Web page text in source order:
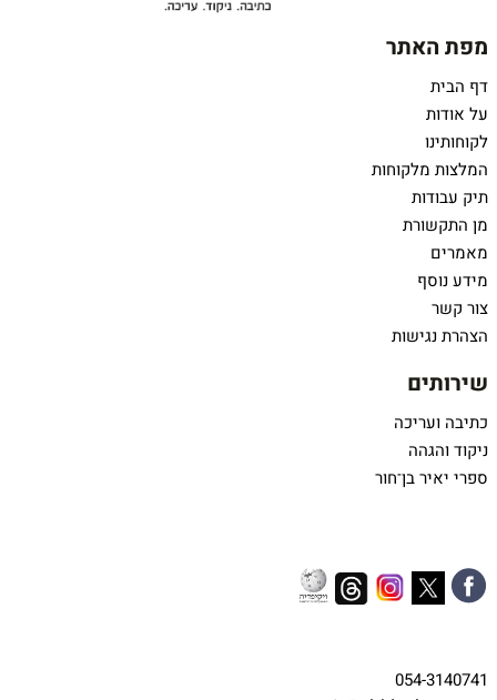
מפת האתר
דף הבית
על אודות
לקוחותינו
המלצות מלקוחות
תיק עבודות
מן התקשורת
מאמרים
מידע נוסף
צור קשר
הצהרת נגישות
שירותים
כתיבה ועריכה
ניקוד והגהה
ספרי יאיר בן־חור
054-3140741